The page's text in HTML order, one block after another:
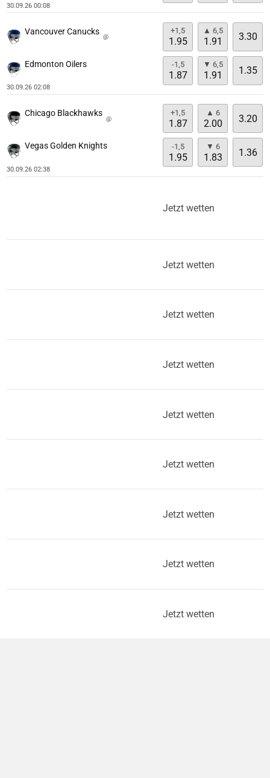
30.09.26 00:08
Vancouver Canucks
@
Edmonton Oilers
30.09.26 02:08
+1,5
1.95
-1,5
1.87
▲ 6,5
1.91
▼ 6,5
1.91
3.30
1.35
Chicago Blackhawks
@
Vegas Golden Knights
30.09.26 02:38
+1,5
1.87
-1,5
1.95
▲ 6
2.00
▼ 6
1.83
3.20
1.36
Jetzt wetten
Jetzt wetten
Jetzt wetten
Jetzt wetten
Jetzt wetten
Jetzt wetten
Jetzt wetten
Jetzt wetten
Jetzt wetten